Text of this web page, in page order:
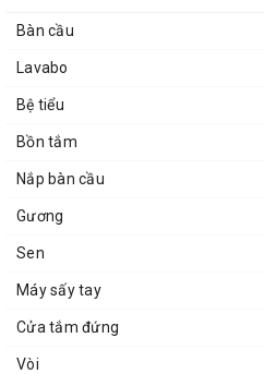
Bàn cầu
Lavabo
Bệ tiểu
Bồn tắm
Nắp bàn cầu
Gương
Sen
Máy sấy tay
Cửa tắm đứng
Vòi